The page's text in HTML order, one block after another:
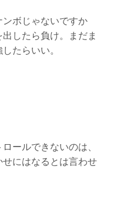
ボじゃないですか
したら負け。まだま
たらいい。
ールできないのは、
にはなるとは言わせ